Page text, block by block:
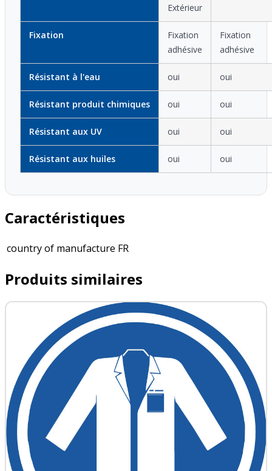
Extérieur
Fixation
Fixation
adhésive
Fixation
adhésive
Résistant à l'eau oui oui
Résistant produit chimiques oui oui
Résistant aux UV oui oui
Résistant aux huiles oui oui
Caractéristiques
country of manufacture FR
Produits similaires